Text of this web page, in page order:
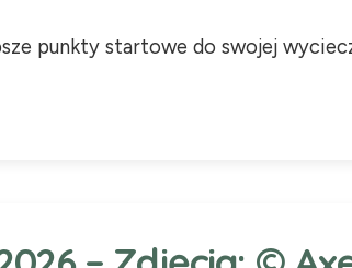
punkty startowe do swojej